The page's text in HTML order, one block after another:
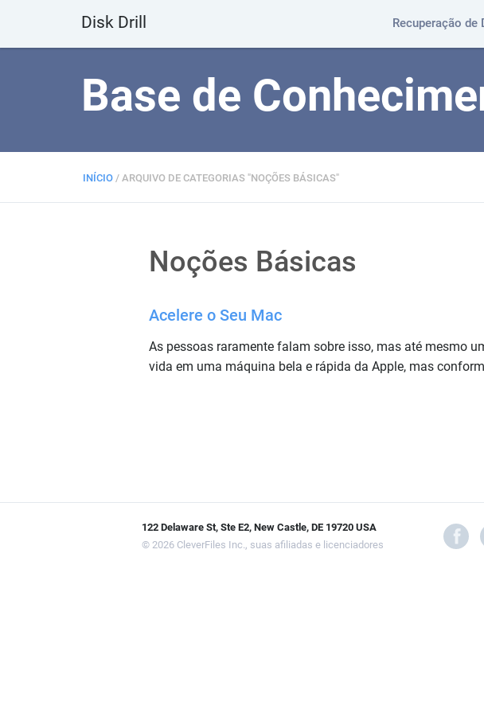
Disk Drill Recuperação de
Base de
INÍCIO / ARQUIVO DE CATEGORIAS "NOÇÕES BÁSICAS"
Noções Básicas
Acelere o Seu Mac
As pessoas raramente falam sobre isso, mas até mesmo
vida em uma máquina bela e rápida da Apple, mas
122 Delaware St, Ste E2, New Castle, DE 19720 USA
© 2026 CleverFiles Inc., suas afiliadas e licenciadores